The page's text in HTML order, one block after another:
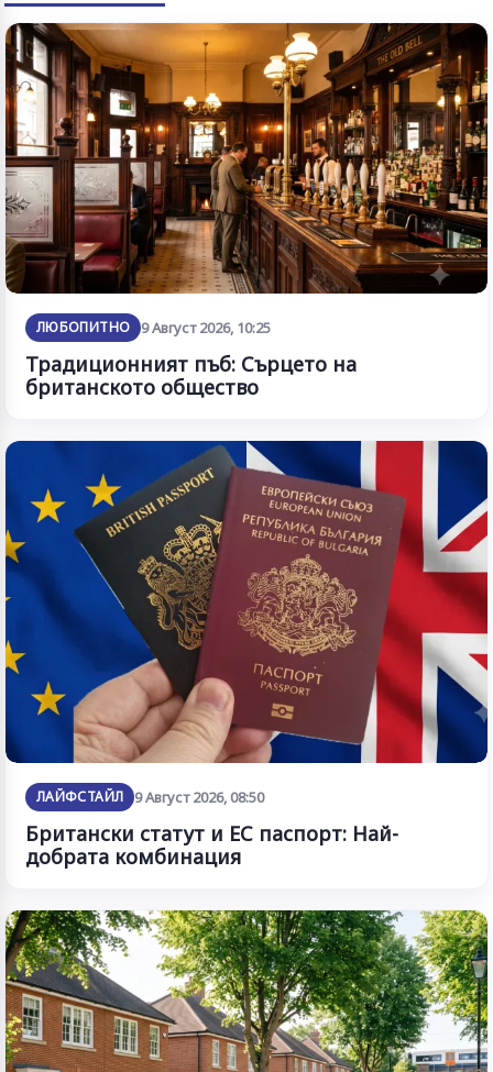
ЛЮБОПИТНО 9 Август 2026, 10:25
Традиционният пъб: Сърцето на
британското общество
ЛАЙФСТАЙЛ 9 Август 2026, 08:50
Британски статут и ЕС паспорт: Най-
добрата комбинация